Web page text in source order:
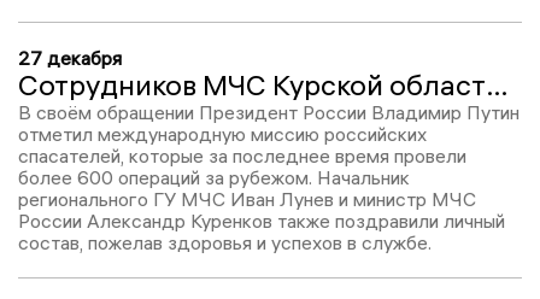
27 декабря
Сотрудников МЧС Курской области поздравили с профессиональным праздником и 35-летием ведомства
В своём обращении Президент России Владимир Путин
отметил международную миссию российских
спасателей, которые за последнее время провели
более 600 операций за рубежом. Начальник
регионального ГУ МЧС Иван Лунев и министр МЧС
России Александр Куренков также поздравили личный
состав, пожелав здоровья и успехов в службе.